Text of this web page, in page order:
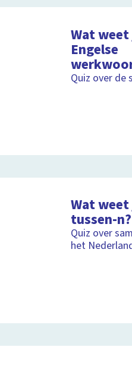
Wat
Engelse
Quiz over
Wat
tussen-n?
Quiz over
het